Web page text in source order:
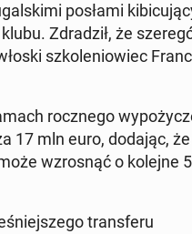
posłami
Zdra­dził, że
szko­le­nio­wiec
rocz­ne­go
17 mln euro, dodając,
wzro­snąć o kolejne 5
trans­fe­ru